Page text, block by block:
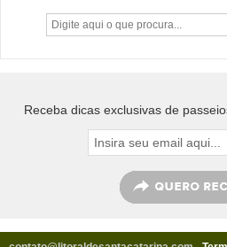
Receba dicas exclusivas de